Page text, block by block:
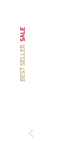
BEST SELLER
SALE